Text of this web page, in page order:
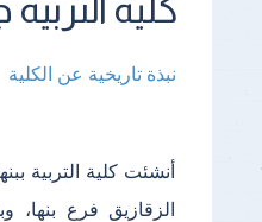
كلية
نبذة تاريخية عن الكلية
الزقازيق فرع بنها،
مبنى خاص بالكلية في